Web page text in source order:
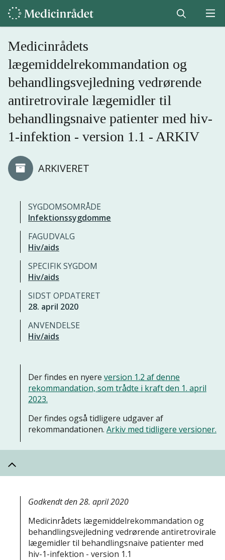
Medicinrådets
lægemiddelrekommandation og
behandlingsvejledning vedrørende
antiretrovirale lægemidler til
behandlingsnaive patienter med hiv-
1-infektion - version 1.1 - ARKIV
ARKIVERET
SYGDOMSOMRÅDE
Infektionssygdomme
FAGUDVALG
Hiv/aids
SPECIFIK SYGDOM
Hiv/aids
SIDST OPDATERET
28. april 2020
ANVENDELSE
Hiv/aids
Der findes en nyere version 1.2 af denne
rekommandation, som trådte i kraft den 1. april
2023.
Der findes også tidligere udgaver af
rekommandationen. Arkiv med tidligere versioner.
Godkendt den 28. april 2020
Medicinrådets lægemiddelrekommandation og
behandlingsvejledning vedrørende antiretrovirale
lægemidler til behandlingsnaive patienter med
hiv-1-infektion - version 1.1